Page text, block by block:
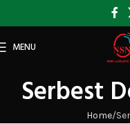
MENU
Serbest
Home